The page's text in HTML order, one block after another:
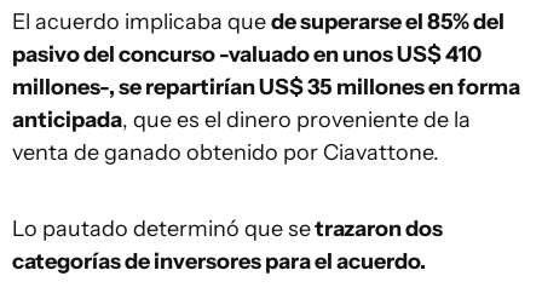
El acuerdo implicaba quede superarse el 85% del
pasivo del concurso -valuado en unos US$ 410
millones-, se repartirían US$ 35 millones en forma
anticipada, que es el dinero proveniente de la
venta de ganado obtenido por Ciavattone.
Lo pautado determinó que setrazaron dos
categorías de inversores para el acuerdo.